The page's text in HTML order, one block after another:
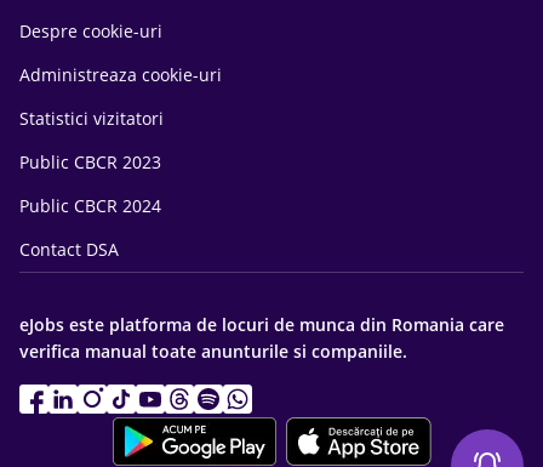
Despre cookie-uri
Administreaza cookie-uri
Statistici vizitatori
Public CBCR 2023
Public CBCR 2024
Contact DSA
eJobs este platforma de locuri de munca din Romania care
verifica manual toate anunturile si companiile.